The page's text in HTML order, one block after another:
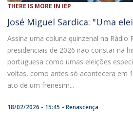
THERE IS MORE IN IEP
José Miguel Sardica: ​"Uma
Assina uma coluna quinzenal na Rádio
presidenciais de 2026 irão constar na
portuguesa como umas eleições
voltas, como antes só acontecera em
ato de um frenesim...
18/02/2026 - 15:45 Renascença